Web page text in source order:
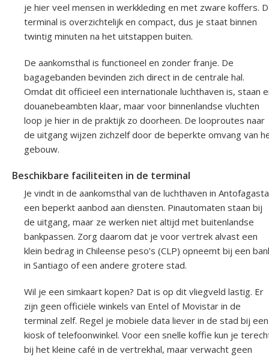
je hier veel mensen in werkkleding en met zware koffers.
terminal is overzichtelijk en compact, dus je staat binnen
twintig minuten na het uitstappen buiten.
De aankomsthal is functioneel en zonder franje. De
bagagebanden bevinden zich direct in de centrale hal.
Omdat dit officieel een internationale luchthaven is, staan
douanebeambten klaar, maar voor binnenlandse vluchten
loop je hier in de praktijk zo doorheen. De looproutes naar
de uitgang wijzen zichzelf door de beperkte omvang van
gebouw.
Beschikbare faciliteiten in de terminal
Je vindt in de aankomsthal van de luchthaven in Antofagasta
een beperkt aanbod aan diensten. Pinautomaten staan bij
de uitgang, maar ze werken niet altijd met buitenlandse
bankpassen. Zorg daarom dat je voor vertrek alvast een
klein bedrag in Chileense peso’s (CLP) opneemt bij een
in Santiago of een andere grotere stad.
Wil je een simkaart kopen? Dat is op dit vliegveld lastig. Er
zijn geen officiële winkels van Entel of Movistar in de
terminal zelf. Regel je mobiele data liever in de stad bij een
kiosk of telefoonwinkel. Voor een snelle koffie kun je
bij het kleine café in de vertrekhal, maar verwacht geen